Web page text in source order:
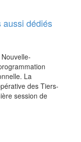
aussi dédiés
La
des Tiers-
session de